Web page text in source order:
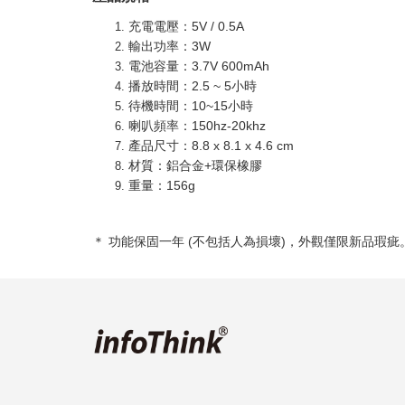
充電電壓：5V / 0.5A
輸出功率：3W
電池容量：3.7V 600mAh
播放時間：2.5 ~ 5小時
待機時間：10~15小時
喇叭頻率：150hz-20khz
產品尺寸：8.8 x 8.1 x 4.6 cm
材質：鋁合金+環保橡膠
重量：156g
＊ 功能保固一年 (不包括人為損壞)，外觀僅限新品瑕疵。